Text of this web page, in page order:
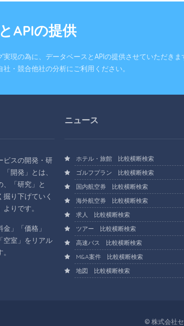
APIの提供
実現の為に、データベースとAPIの提供させていただき
・競合他社の分析にご利用ください。
ビスの開発・研
開発」とは、
、「研究」と
り下げていく
りです。
」「価格」
空室」をリアル
ニュース
ホテル・旅館 比較横断検索
ゴルフプラン 比較横断検索
国内航空券 比較横断検索
海外航空券 比較横断検索
求人 比較横断検索
ツアー 比較横断検索
高速バス 比較横断検索
M&A案件 比較横断検索
地図 比較横断検索
© 株式会社